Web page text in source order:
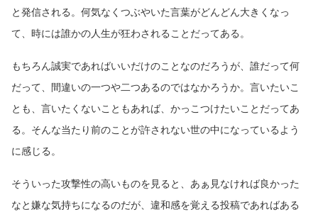
と発信される。何気なくつぶやいた言葉がどんどん大きくなっ
て、時には誰かの人生が狂わされることだってある。
もちろん誠実であればいいだけのことなのだろうが、誰だって何
だって、間違いの一つや二つあるのではなかろうか。言いたいこ
とも、言いたくないこともあれば、かっこつけたいことだってあ
る。そんな当たり前のことが許されない世の中になっているよう
に感じる。
そういった攻撃性の高いものを見ると、あぁ見なければ良かった
なと嫌な気持ちになるのだが、違和感を覚える投稿であればある